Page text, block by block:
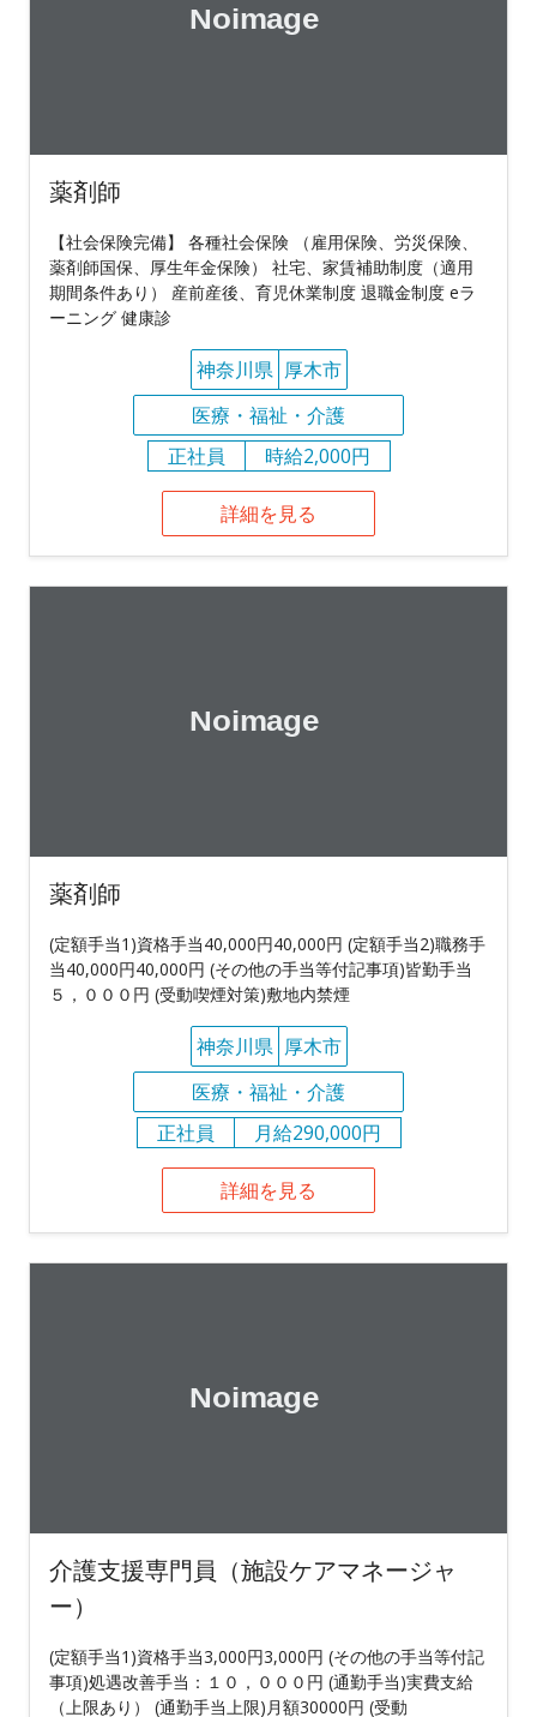
薬剤師
【社会保険完備】 各種社会保険 （雇用保険、労災保険、
薬剤師国保、厚生年金保険） 社宅、家賃補助制度（適用
期間条件あり） 産前産後、育児休業制度 退職金制度 eラ
ーニング 健康診
神奈川県 厚木市
医療・福祉・介護
正社員
時給2,000円
詳細を見る
薬剤師
(定額手当1)資格手当40,000円40,000円 (定額手当2)職務手
当40,000円40,000円 (その他の手当等付記事項)皆勤手当
５，０００円 (受動喫煙対策)敷地内禁煙
神奈川県 厚木市
医療・福祉・介護
正社員
月給290,000円
詳細を見る
介護支援専門員（施設ケアマネージャ
ー）
(定額手当1)資格手当3,000円3,000円 (その他の手当等付記
事項)処遇改善手当：１０，０００円 (通勤手当)実費支給
（上限あり） (通勤手当上限)月額30000円 (受動